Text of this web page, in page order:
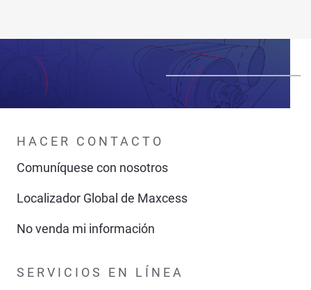
HACER CONTACTO
Comuníquese con nosotros
Localizador Global de Maxcess
No venda mi información
SERVICIOS EN LÍNEA